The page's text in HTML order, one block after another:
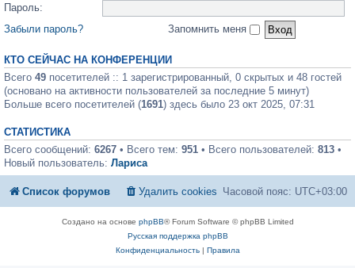
Пароль:
Забыли пароль?
Запомнить меня
КТО СЕЙЧАС НА КОНФЕРЕНЦИИ
Всего 49 посетителей :: 1 зарегистрированный, 0 скрытых и 48 гостей
(основано на активности пользователей за последние 5 минут)
Больше всего посетителей (1691) здесь было 23 окт 2025, 07:31
СТАТИСТИКА
Всего сообщений: 6267 • Всего тем: 951 • Всего пользователей: 813 •
Новый пользователь: Лариса
Список форумов Часовой пояс: UTC+03:00
Удалить cookies
Создано на основе phpBB® Forum Software © phpBB Limited
Русская поддержка phpBB
Конфиденциальность| Правила